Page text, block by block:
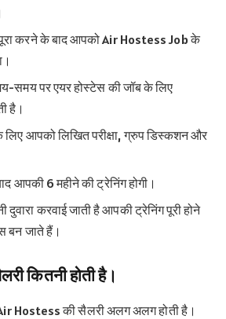
पूरा करने के बाद आपको Air Hostess Job के
समय पर एयर होस्टेस की जॉब के लिए
है।
लिए आपको लिखित परीक्षा, ग्रुप डिस्कशन और
आपकी 6 महीने की ट्रेनिंग होगी।
दुवारा करवाई जाती है आपकी ट्रेनिंग पूरी होने
बन जाते हैं।
कितनी होती है।
Hostess की सैलरी अलग अलग होती है।